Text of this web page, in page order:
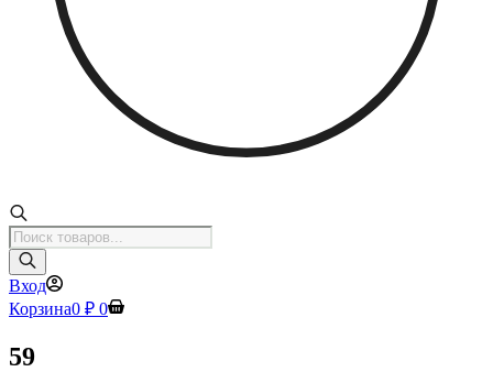
Поиск
товаров
Вход
Корзина0 ₽ 0
59